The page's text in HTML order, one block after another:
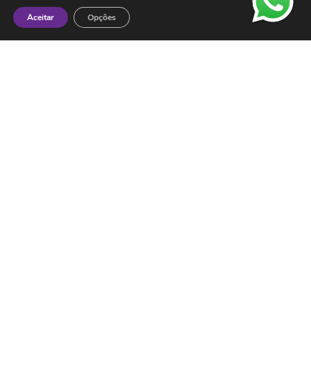
Aceitar Opções